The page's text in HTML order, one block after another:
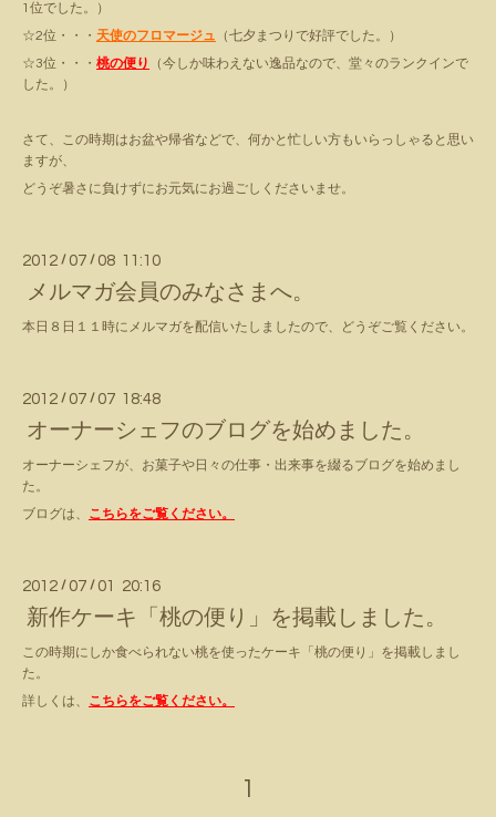
1位でした。）
☆2位・・・ 天使のフロマージュ （七夕まつりで好評でした。）
☆3位・・・ 桃の便り
（今しか味わえない逸品なので、堂々のランクインで
した。）
さて、この時期はお盆や帰省などで、何かと忙しい方もいらっしゃると思い
ますが、
どうぞ暑さに負けずにお元気にお過ごしくださいませ。
2012 / 07 / 08 11:10
メルマガ会員のみなさまへ。
本日８日１１時にメルマガを配信いたしましたので、どうぞご覧ください。
2012 / 07 / 07 18:48
オーナーシェフのブログを始めました。
オーナーシェフが、お菓子や日々の仕事・出来事を綴るブログを始めまし
た。
ブログは、 こちらをご覧ください。
2012 / 07 / 01 20:16
新作ケーキ「桃の便り」を掲載しました。
この時期にしか食べられない桃を使ったケーキ「桃の便り」を掲載しまし
た。
詳しくは、 こちらをご覧ください。
1